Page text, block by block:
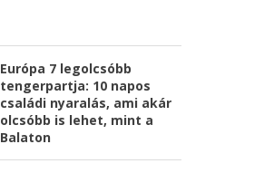
Európa 7 legolcsóbb
tengerpartja: 10 napos
családi nyaralás, ami akár
olcsóbb is lehet, mint a
Balaton